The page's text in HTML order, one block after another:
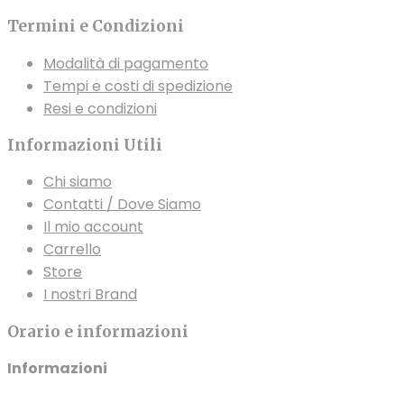
Termini e Condizioni
Modalità di pagamento
Tempi e costi di spedizione
Resi e condizioni
Informazioni Utili
Chi siamo
Contatti / Dove Siamo
Il mio account
Carrello
Store
I nostri Brand
Orario e informazioni
Informazioni